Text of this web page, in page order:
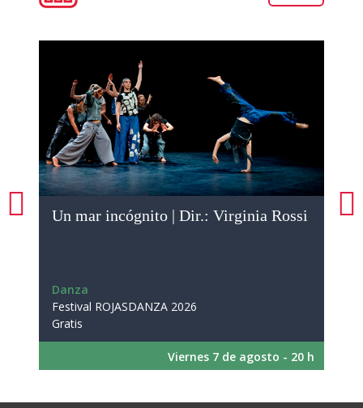
Un mar incógnito | Dir.: Virginia Rossi
Danza
Festival ROJASDANZA 2026
Gratis
Viernes 7 de agosto - 20 h
Sí